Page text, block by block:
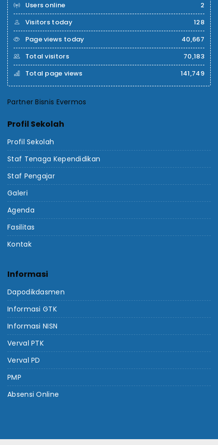
Users online
2
Visitors today
128
Page views today
40,667
Total visitors
70,183
Total page views
141,749
Partner Bisnis Evermos
Profil Sekolah
Profil Sekolah
Staf Tenaga Kependidikan
Staf Pengajar
Galeri
Agenda
Fasilitas
Kontak
Informasi
Dapodikdasmen
Informasi GTK
Informasi NISN
Verval PTK
Verval PD
PMP
Absensi Online